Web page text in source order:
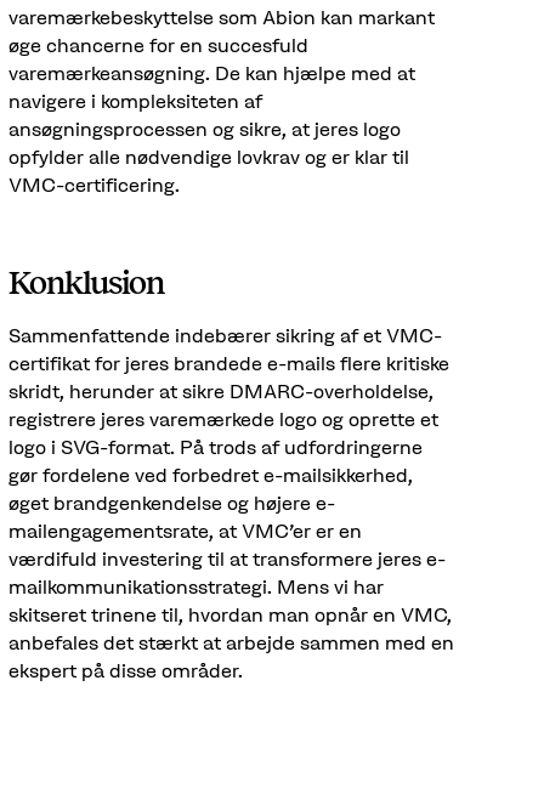
varemærkebeskyttelse som Abion kan markant
øge chancerne for en succesfuld
varemærkeansøgning. De kan hjælpe med at
navigere i kompleksiteten af
ansøgningsprocessen og sikre, at jeres logo
opfylder alle nødvendige lovkrav og er klar til
VMC-certificering.
Konklusion
Sammenfattende indebærer sikring af et VMC-
certifikat for jeres brandede e-mails flere kritiske
skridt, herunder at sikre DMARC-overholdelse,
registrere jeres varemærkede logo og oprette et
logo i SVG-format. På trods af udfordringerne
gør fordelene ved forbedret e-mailsikkerhed,
øget brandgenkendelse og højere e-
mailengagementsrate, at VMC'er er en
værdifuld investering til at transformere jeres e-
mailkommunikationsstrategi. Mens vi har
skitseret trinene til, hvordan man opnår en VMC,
anbefales det stærkt at arbejde sammen med en
ekspert på disse områder.